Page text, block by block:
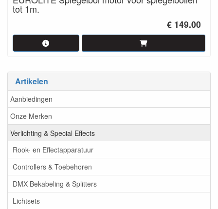
Artikelen
Aanbiedingen
Onze Merken
Verlichting & Special Effects
Rook- en Effectapparatuur
Controllers & Toebehoren
DMX Bekabeling & Splitters
Lichtsets
tot 1m.
€ 149.00